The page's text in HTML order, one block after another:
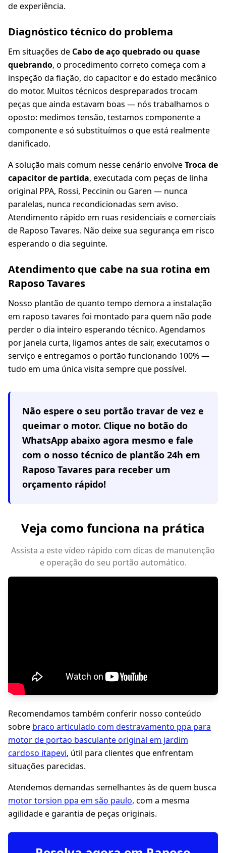
de experiência.
Diagnóstico técnico do problema
Em situações de Cabo de aço quebrado ou quase
quebrando, o procedimento correto começa com a
inspeção da fiação, do capacitor e do estado mecânico
do motor. Muitos técnicos despreparados trocam
peças que ainda estavam boas — nós trabalhamos o
oposto: medimos tensão, testamos componente a
componente e só substituímos o que está realmente
danificado.
A solução mais comum nesse cenário envolveTroca de
capacitor de partida, executada com peças de linha
original PPA, Rossi, Peccinin ou Garen — nunca
paralelas, nunca recondicionadas sem aviso.
Atendimento rápido em ruas residenciais e comerciais
de Raposo Tavares. Não deixe sua segurança em risco
esperando o dia seguinte.
Atendimento que cabe na sua rotina em
Raposo Tavares
Nosso plantão de quanto tempo demora a instalação
em raposo tavares foi montado para quem não pode
perder o dia inteiro esperando técnico. Agendamos
por janela curta, ligamos antes de sair, executamos o
serviço e entregamos o portão funcionando 100% —
tudo em uma única visita sempre que possível.
Não espere o seu portão travar de vez e
queimar o motor. Clique no botão do
WhatsApp abaixo agora mesmo e fale
com o nosso técnico de plantão 24h em
Raposo Tavares para receber um
orçamento rápido!
Veja como funciona na prática
Assista a este vídeo rápido com dicas de manutenção
e operação do seu portão automático.
Recomendamos também conferir nosso conteúdo
sobre braco articulado com destravamento ppa para
motor de portao basculante original em jardim
cardoso itapevi, útil para clientes que enfrentam
situações parecidas.
Atendemos demandas semelhantes às de quem busca
motor torsion ppa em são paulo, com a mesma
agilidade e garantia de peças originais.